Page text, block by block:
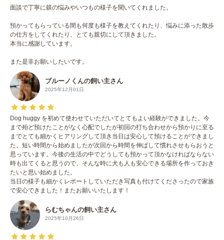
面談で丁寧に躾の悩みやいつもの様子を聞いてくれました。
預かってもらっている間も何度も様子を教えてくれたり、悩みに添った散歩
の仕方をしてくれたり、とても親切にして頂きました。
本当に感謝しています。
また是非お願いしたいです。
ブルーノくんの飼い主さん
2025年12月01日
Dog huggy を初めて使わせていただいてとてもよい経験ができました。今
まで殆ど預けたことがなく心配でしたが初回の打ち合わせから預かりに至る
までとても細かくヒアリングして頂き当日は安心して預けることができまし
た。短い時間から始めましたが次回から時間を伸ばして慣れさせもらおうと
思っています。今後の生活の中でどうしても預かって頂かなければならない
時も出てくると思うので、そんな時に犬も人も安心できる場所を作っておき
たいと思い始めました。
当日の様子も細かくレポートしていただき写真も付けてくださったので家族
で安心できました！またお願いいたします！
らむちゃんの飼い主さん
2025年10月26日